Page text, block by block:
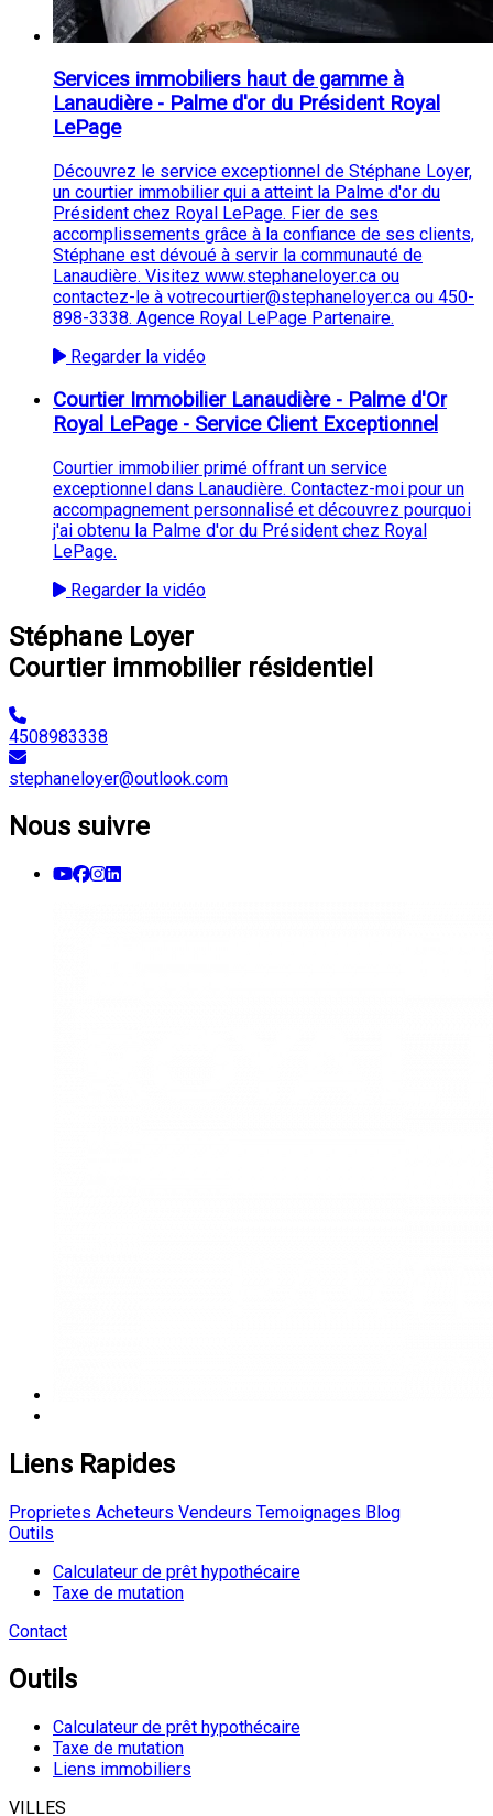
Services immobiliers haut de gamme à
Lanaudière - Palme d'or du Président Royal
LePage
Découvrez le service exceptionnel de Stéphane Loyer,
un courtier immobilier qui a atteint la Palme d'or du
Président chez Royal LePage. Fier de ses
accomplissements grâce à la confiance de ses clients,
Stéphane est dévoué à servir la communauté de
Lanaudière. Visitez www.stephaneloyer.ca ou
contactez-le à votrecourtier@stephaneloyer.ca ou 450-
898-3338. Agence Royal LePage Partenaire.
Regarder la vidéo
Courtier Immobilier Lanaudière - Palme d'Or
Royal LePage - Service Client Exceptionnel
Courtier immobilier primé offrant un service
exceptionnel dans Lanaudière. Contactez-moi pour un
accompagnement personnalisé et découvrez pourquoi
j'ai obtenu la Palme d'or du Président chez Royal
LePage.
Regarder la vidéo
Stéphane Loyer
Courtier immobilier résidentiel
4508983338
stephaneloyer@outlook.com
Nous suivre
Liens Rapides
Proprietes Acheteurs Vendeurs Temoignages Blog
Outils
Calculateur de prêt hypothécaire
Taxe de mutation
Contact
Outils
Calculateur de prêt hypothécaire
Taxe de mutation
Liens immobiliers
VILLES